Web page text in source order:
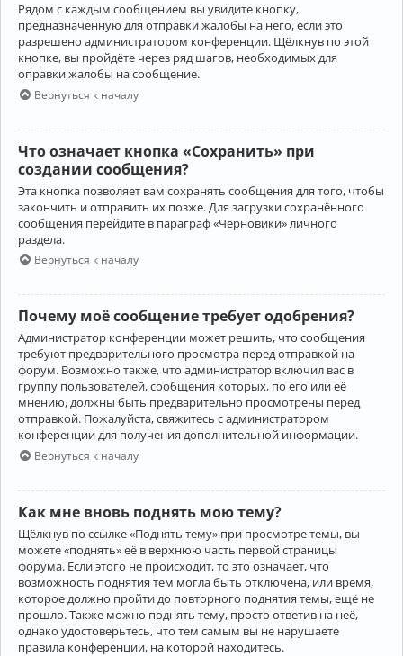
Рядом с каждым сообщением вы увидите кнопку,
предназначенную для отправки жалобы на него, если это
разрешено администратором конференции. Щёлкнув по этой
кнопке, вы пройдёте через ряд шагов, необходимых для
оправки жалобы на сообщение.
Вернуться к началу
Что означает кнопка «Сохранить» при
создании сообщения?
Эта кнопка позволяет вам сохранять сообщения для того, чтобы
закончить и отправить их позже. Для загрузки сохранённого
сообщения перейдите в параграф «Черновики» личного
раздела.
Вернуться к началу
Почему моё сообщение требует одобрения?
Администратор конференции может решить, что сообщения
требуют предварительного просмотра перед отправкой на
форум. Возможно также, что администратор включил вас в
группу пользователей, сообщения которых, по его или её
мнению, должны быть предварительно просмотрены перед
отправкой. Пожалуйста, свяжитесь с администратором
конференции для получения дополнительной информации.
Вернуться к началу
Как мне вновь поднять мою тему?
Щёлкнув по ссылке «Поднять тему» при просмотре темы, вы
можете «поднять» её в верхнюю часть первой страницы
форума. Если этого не происходит, то это означает, что
возможность поднятия тем могла быть отключена, или время,
которое должно пройти до повторного поднятия темы, ещё не
прошло. Также можно поднять тему, просто ответив на неё,
однако удостоверьтесь, что тем самым вы не нарушаете
правила конференции, на которой находитесь.